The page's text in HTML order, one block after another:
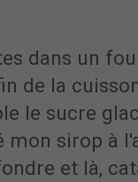
dans un
de la
le sucre
sirop à
et là,